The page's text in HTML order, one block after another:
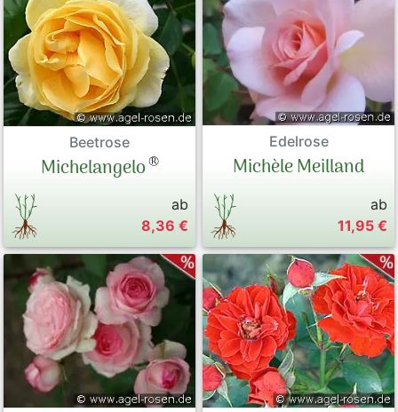
Beetrose
Michelangelo®
ab
8,36 €
Edelrose
Michèle Meilland
ab
11,95 €